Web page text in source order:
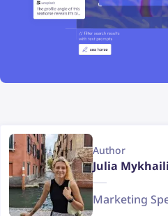
Author
Julia
Marketing